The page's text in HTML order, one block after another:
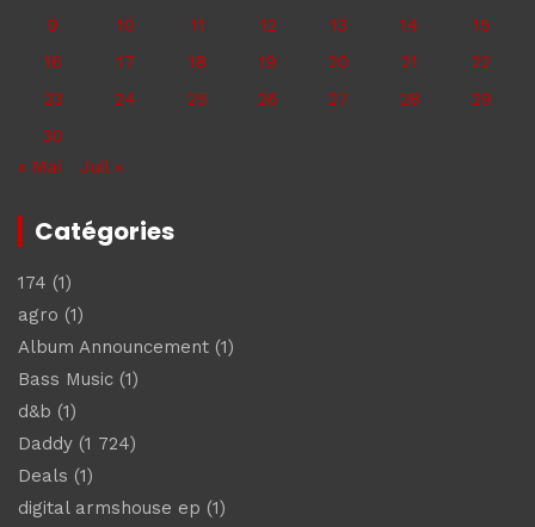
9
10 11 12 13 14
15
16
17 18 19 20 21
22
23
24 25 26 27 28
29
30
« Mai
Juil »
Catégories
174 (1)
agro (1)
Album Announcement (1)
Bass Music (1)
d&b (1)
Daddy (1 724)
Deals (1)
digital armshouse ep (1)